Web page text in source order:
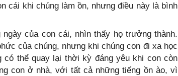
cái khi chúng làm ồn, nhưng điều này là bình
của con cái, nhìn thấy họ trưởng thành.
của chúng, nhưng khi chúng con đi xa học
thể quay lại thời kỳ đáng yêu khi con còn
con ở nhà, với tất cả những tiếng ồn ào, vì